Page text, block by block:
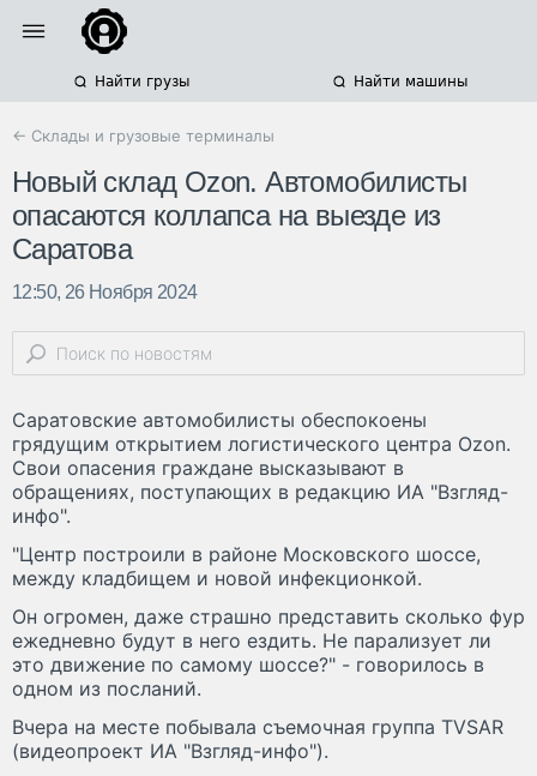
Найти грузы Найти машины
← Склады и грузовые терминалы
Новый склад Ozon. Автомобилисты
опасаются коллапса на выезде из
Саратова
12:50, 26 Ноября 2024
Саратовские автомобилисты обеспокоены
грядущим открытием логистического центра Ozon.
Свои опасения граждане высказывают в
обращениях, поступающих в редакцию ИА "Взгляд-
инфо".
"Центр построили в районе Московского шоссе,
между кладбищем и новой инфекционкой.
Он огромен, даже страшно представить сколько фур
ежедневно будут в него ездить. Не парализует ли
это движение по самому шоссе?" - говорилось в
одном из посланий.
Вчера на месте побывала съемочная группа TVSAR
(видеопроект ИА "Взгляд-инфо").